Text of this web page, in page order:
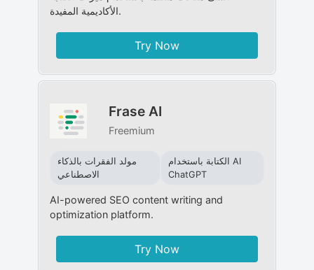
الأكاديمية المفيدة.
Try Now
Frase AI
Freemium
مولد الفقرات بالذكاء
الاصطناعي
الكتابة باستخدام AI
ChatGPT
AI-powered SEO content writing and
optimization platform.
Try Now